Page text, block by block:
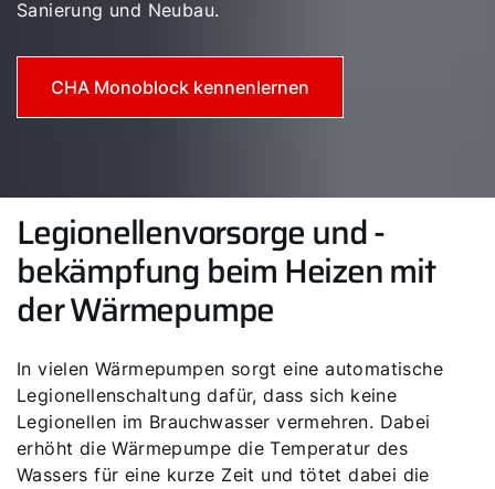
Sanierung und Neubau.
CHA Monoblock kennenlernen
Legionellenvorsorge und -
bekämpfung beim Heizen mit
der Wärmepumpe
In vielen Wärmepumpen sorgt eine automatische
Legionellenschaltung dafür, dass sich keine
Legionellen im Brauchwasser vermehren. Dabei
erhöht die Wärmepumpe die Temperatur des
Wassers für eine kurze Zeit und tötet dabei die